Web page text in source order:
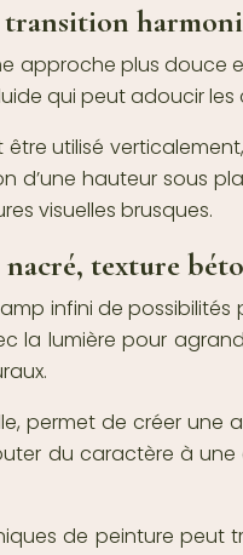
approche plus douce
qui peut adoucir
utilisé
d’une hauteur sous
visuelles brusques.
texture
infini de
la lumière pour
permet de créer une
du caractère à une
de peinture